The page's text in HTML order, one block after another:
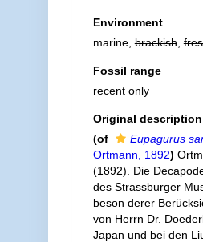
Environment
marine,brackish,
Fossil range
recent only
Original description
(of
Eupagurus
Ortmann, 1892)
(1892). Die
des Strassburger
beson derer
von Herrn Dr.
Japan und bei den